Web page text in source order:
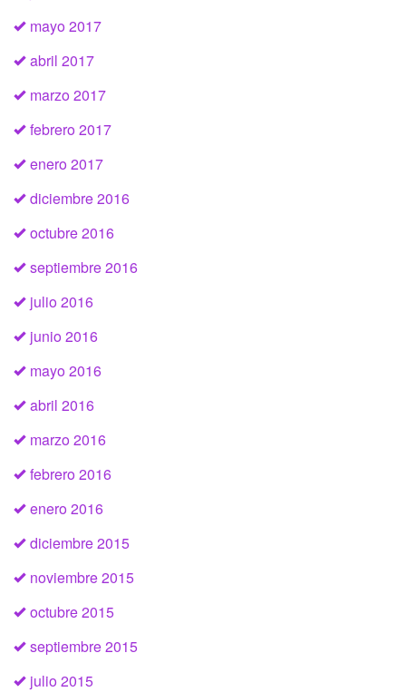
mayo 2017
abril 2017
marzo 2017
febrero 2017
enero 2017
diciembre 2016
octubre 2016
septiembre 2016
julio 2016
junio 2016
mayo 2016
abril 2016
marzo 2016
febrero 2016
enero 2016
diciembre 2015
noviembre 2015
octubre 2015
septiembre 2015
julio 2015